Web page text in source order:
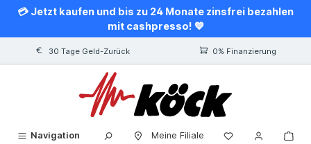
springen
💳 Jetzt kaufen und bis zu 24 Monate zinsfrei bezahlen
mit cashpresso! 💙
30 Tage Geld-Zurück 0% Finanzierung
Navigation Meine Filiale